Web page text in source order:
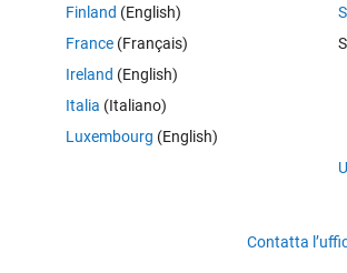
attached)
(420x4) while the rest of the columns are
in column 1, in a cell array with each row
Finland (English)
France (Français)
Ireland (English)
Italia (Italiano)
Luxembourg (English)
Contatta